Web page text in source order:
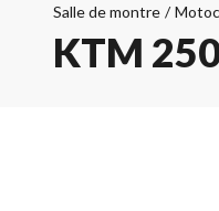
Salle de montre /
KTM